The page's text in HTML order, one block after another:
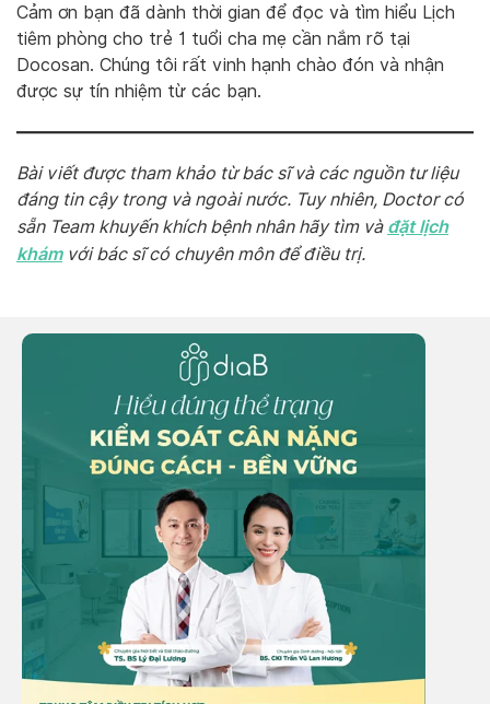
Cảm ơn bạn đã dành thời gian để đọc và tìm hiểu Lịch
tiêm phòng cho trẻ 1 tuổi cha mẹ cần nắm rõ tại
Docosan. Chúng tôi rất vinh hạnh chào đón và nhận
được sự tín nhiệm từ các bạn.
Bài viết được tham khảo từ bác sĩ và các nguồn tư liệu
đáng tin cậy trong và ngoài nước. Tuy nhiên, Doctor có
sẵn Team khuyến khích bệnh nhân hãy tìm và đặt lịch
khámvới bác sĩ có chuyên môn để điều trị.